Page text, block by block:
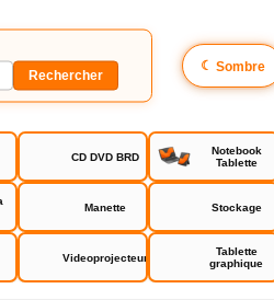
☾ Sombre
CD DVD BRD
Notebook
Tablette
Manette Stockage
Videoprojecteur
Tablette
graphique